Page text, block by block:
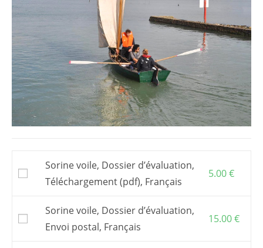
Sorine voile, Dossier d’évaluation,
Téléchargement (pdf), Français
5.00€
Sorine voile, Dossier d’évaluation,
Envoi postal, Français
15.00€